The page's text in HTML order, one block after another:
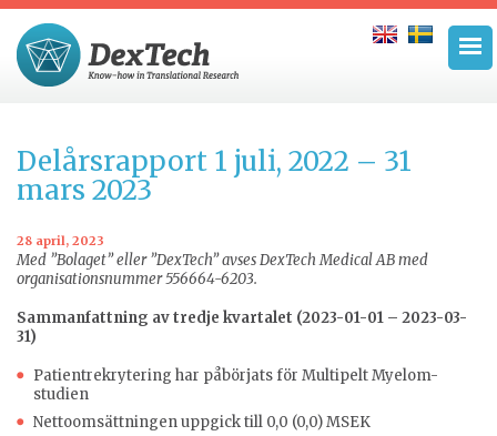
Delårsrapport 1 juli, 2022 – 31
mars 2023
28 april, 2023
Med ”Bolaget” eller ”DexTech” avses DexTech Medical AB med
organisationsnummer 556664-6203.
Sammanfattning av tredje kvartalet (2023-01-01 – 2023-03-
31)
Patientrekrytering har påbörjats för Multipelt Myelom-
studien
Nettoomsättningen uppgick till 0,0 (0,0) MSEK